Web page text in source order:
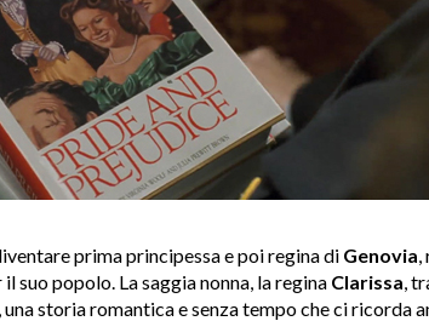
prima principessa e poi regina di Genovia,
suo popolo. La saggia nonna, la regina Clarissa,
una storia romantica e senza tempo che ci ricorda